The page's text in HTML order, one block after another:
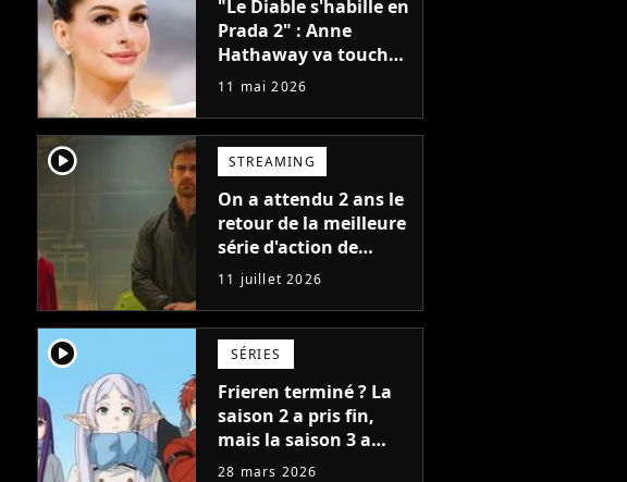
"Le Diable s'habille en
Prada 2" : Anne
Hathaway va toucher
un salaire
peut remercier Meryl
Streep !
11 mai 2026
player2 STREAMING
On a attendu 2 ans le
retour de la meilleure
série d'action de
Netflix : la saison 2
dévoile enfin sa date
de sortie
11 juillet 2026
player2 SÉRIES
Frieren terminé ? La
saison 2 a pris fin,
mais la saison 3 a
déjà une date de
28 mars 2026